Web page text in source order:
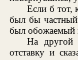
Если б тот,
был бы
был обожаемый
На
отставку и